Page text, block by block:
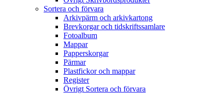
Sortera och förvara
Arkivpärm och arkivkartong
Brevkorgar och tidskriftssamlare
Fotoalbum
Mappar
Papperskorgar
Pärmar
Plastfickor och mappar
Register
Övrigt Sortera och förvara